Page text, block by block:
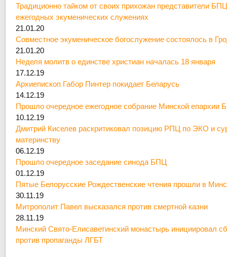
Традиционно тайком от своих прихожан представители
ежегодных экуменических служениях
21.01.20
Совместное экуменическое богослужение состоялось в
21.01.20
Неделя молитв о единстве христиан началась 18 января
17.12.19
Архиепископ Габор Пинтер покидает Беларусь
14.12.19
Прошло очередное ежегодное собрание Минской епархии
10.12.19
Дмитрий Киселев раскритиковал позицию РПЦ по ЭКО и
материнству
06.12.19
Прошло очередное заседание синода БПЦ
01.12.19
Пятые Белорусские Рождественские чтения прошли в
30.11.19
Митрополит Павел высказался против смертной казни
28.11.19
Минский Свято-Елисаветинский монастырь инициировал
против пропаганды ЛГБТ